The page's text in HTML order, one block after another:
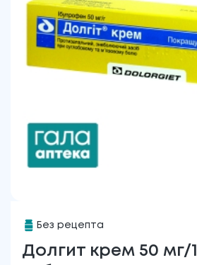
Без рецепта
Долгит крем 50 мг/1